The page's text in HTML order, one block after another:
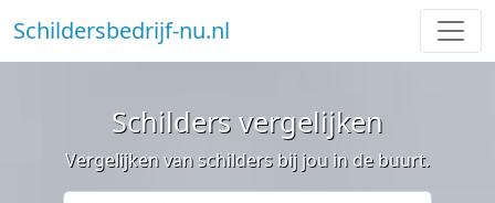
Schildersbedrijf-nu.nl
Schilders vergelijken
Vergelijken van schilders bij jou in de buurt.